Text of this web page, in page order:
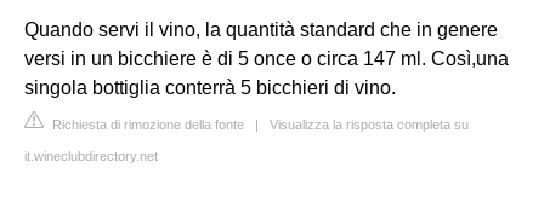
Quando servi il vino, la quantità standard che in genere
versi in un bicchiere è di 5 once o circa 147 ml. Così,una
singola bottiglia conterrà 5 bicchieri di vino.
Richiesta di rimozione della fonte | Visualizza la risposta completa su
it.wineclubdirectory.net